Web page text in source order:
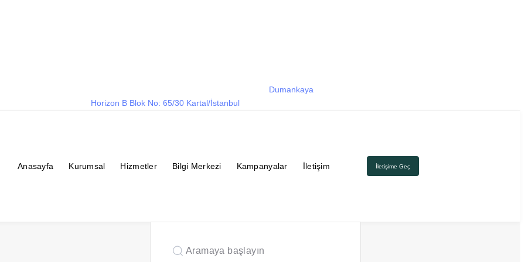
Dumankaya
Horizon B Blok No: 65/30 Kartal/İstanbul
Anasayfa Kurumsal Hizmetler Bilgi Merkezi Kampanyalar İletişim İletişime Geç